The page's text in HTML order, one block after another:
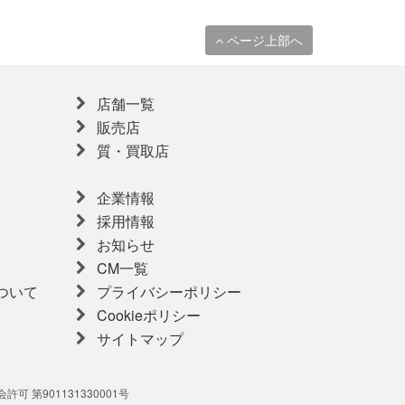
ページ上部へ
いて
店舗一覧
販売店
質・買取店
企業情報
採用情報
お知らせ
CM一覧
プライバシーポリシー
Cookieポリシー
サイトマップ
許可 第901131330001号